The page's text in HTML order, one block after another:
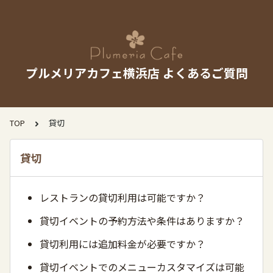
プルメリアカフェ横浜店 よくあるご質問
TOP 貸切
貸切
レストランの貸切利用は可能ですか？
貸切イベントの予約方法や条件はありますか？
貸切利用には追加料金が必要ですか？
貸切イベントでのメニューカスタマイズは可能